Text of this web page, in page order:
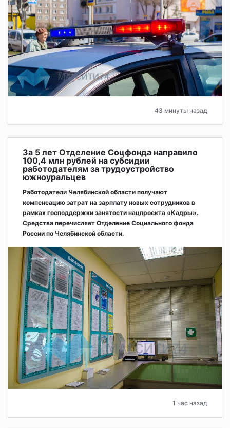
43 минуты назад
За 5 лет Отделение Соцфонда направило
100,4 млн рублей на субсидии
работодателям за трудоустройство
южноуральцев
Работодатели Челябинской области получают
компенсацию затрат на зарплату новых сотрудников в
рамках господдержки занятости нацпроекта «Кадры».
Средства перечисляет Отделение Социального фонда
России по Челябинской области.
1 час назад